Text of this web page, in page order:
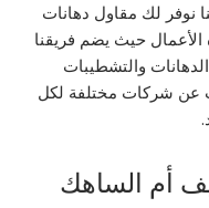
نوفر لك مقاول دهانات
الأعمال حيث يضم فريقنا
والتشطيبات
عن شركات مختلفة لكل
أم الساهك